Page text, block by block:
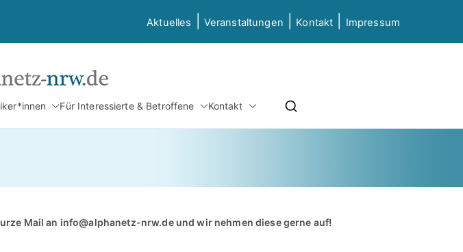
Aktuelles Veranstaltungen Kontakt Impressum
Alphanetz NRW
Netzwerk Alphabetisierung & Grundbildung NRW
Für Interessierte & Betroffene Kontakt
Mail an info@alphanetz-nrw.deund wir nehmen diese gerne auf!